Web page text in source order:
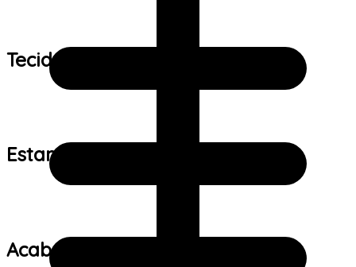
Tecido:
Estampa:
Acabamento: